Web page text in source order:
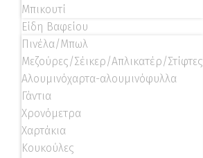
Μπικουτί
Είδη Βαφείου
Πινέλα/Μπωλ
Μεζούρες/Σέικερ/Απλικατέρ/Στίφτες
Αλουμινόχαρτα-αλουμινόφυλλα
Γάντια
Χρονόμετρα
Χαρτάκια
Κουκούλες